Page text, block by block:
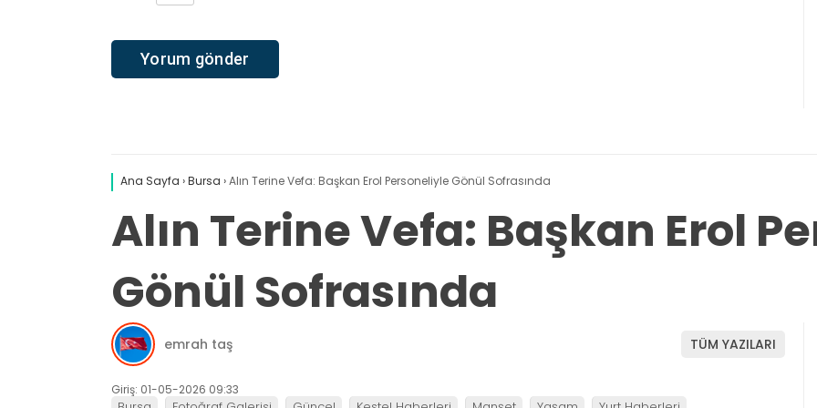
Ana Sayfa ›Bursa ›Alın Terine Vefa: Başkan Erol Personeliyle Gönül Sofrasında
Alın Terine Vefa: Başkan Erol
Gönül Sofrasında
emrah taş TÜM YAZILARI
Giriş: 01-05-2026 09:33